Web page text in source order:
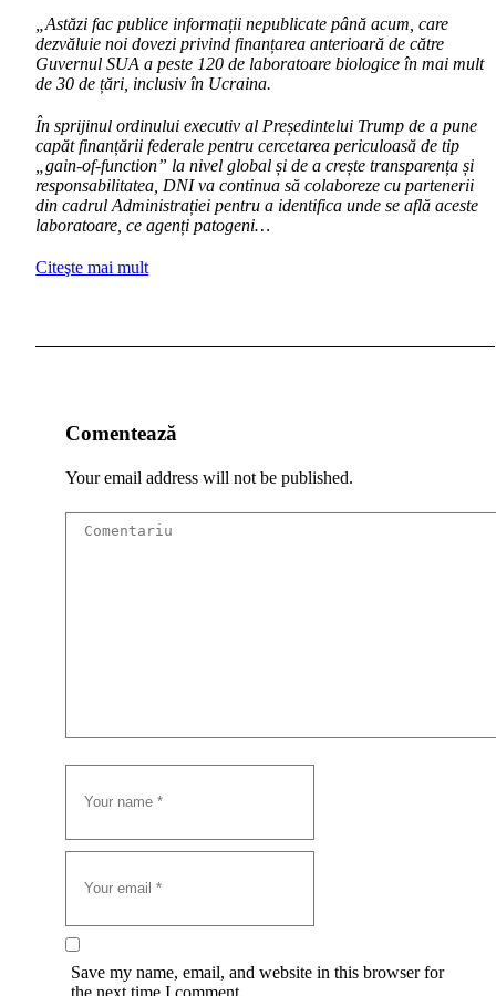
„Astăzi fac publice informații nepublicate până acum, care
dezvăluie noi dovezi privind finanțarea anterioară de către
Guvernul SUA a peste 120 de laboratoare biologice în mai mult
de 30 de țări, inclusiv în Ucraina.
În sprijinul ordinului executiv al Președintelui Trump de a pune
capăt finanțării federale pentru cercetarea periculoasă de tip
„gain-of-function” la nivel global și de a crește transparența și
responsabilitatea, DNI va continua să colaboreze cu partenerii
din cadrul Administrației pentru a identifica unde se află aceste
laboratoare, ce agenți patogeni…
Citeşte mai mult
Comentează
Your email address will not be published.
Save my name, email, and website in this browser for
the next time I comment.